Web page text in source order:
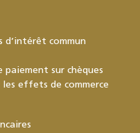
d’intérêt commun
paiement sur chèques
les effets de commerce